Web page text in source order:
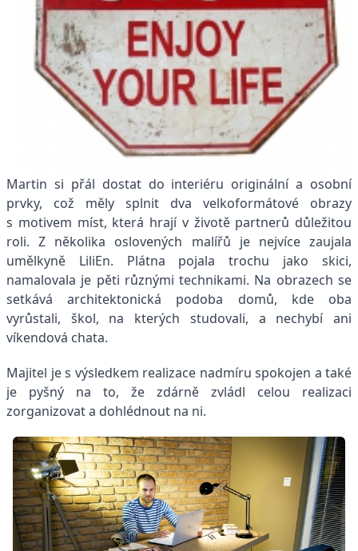
Martin si přál dostat do interiéru originální a osobní
prvky, což měly splnit dva velkoformátové obrazy
s motivem míst, která hrají v životě partnerů důležitou
roli. Z několika oslovených malířů je nejvíce zaujala
umělkyně LiliEn. Plátna pojala trochu jako skici,
namalovala je pěti různými technikami. Na obrazech se
setkává architektonická podoba domů, kde oba
vyrůstali, škol, na kterých studovali, a nechybí ani
víkendová chata.
Majitel je s výsledkem realizace nadmíru spokojen a také
je pyšný na to, že zdárně zvládl celou realizaci
zorganizovat a dohlédnout na ni.